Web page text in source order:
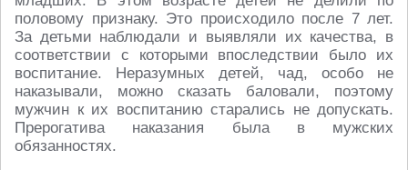
половому признаку. Это происходило после 7 лет.
За детьми наблюдали и выявляли их качества, в
соответствии с которыми впоследствии было их
воспитание. Неразумных детей, чад, особо не
наказывали, можно сказать баловали, поэтому
мужчин к их воспитанию старались не допускать.
Прерогатива наказания была в мужских
обязанностях.